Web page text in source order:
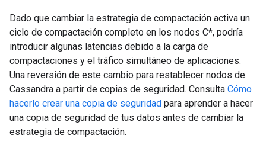
Dado que cambiar la estrategia de compactación activa un
ciclo de compactación completo en los nodos C*, podría
introducir algunas latencias debido a la carga de
compactaciones y el tráfico simultáneo de aplicaciones.
Una reversión de este cambio para restablecer nodos de
Cassandra a partir de copias de seguridad. Consulta Cómo
hacerlo crear una copia de seguridad para aprender a hacer
una copia de seguridad de tus datos antes de cambiar la
estrategia de compactación.